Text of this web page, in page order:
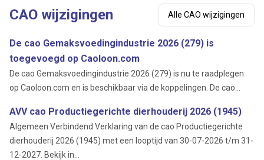
CAO wijzigingen Alle CAO wijzigingen
De cao Gemaksvoedingindustrie 2026 (279) is
toegevoegd op Caoloon.com
De cao Gemaksvoedingindustrie 2026 (279) is nu te raadplegen
op Caoloon.com en is beschikbaar via de koppelingen. De cao...
AVV cao Productiegerichte dierhouderij 2026 (1945)
Algemeen Verbindend Verklaring van de cao Productiegerichte
dierhouderij 2026 (1945) met een looptijd van 30-07-2026 t/m 31-
12-2027. Bekijk in...